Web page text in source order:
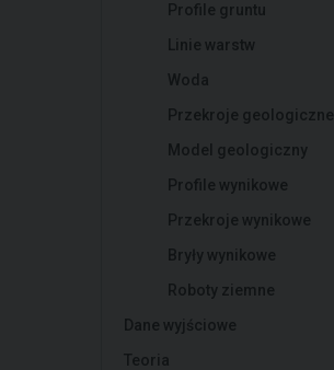
Profile gruntu
Linie warstw
Woda
Przekroje geologiczne
Model geologiczny
Profile wynikowe
Przekroje wynikowe
Bryły wynikowe
Roboty ziemne
Dane wyjściowe
Teoria